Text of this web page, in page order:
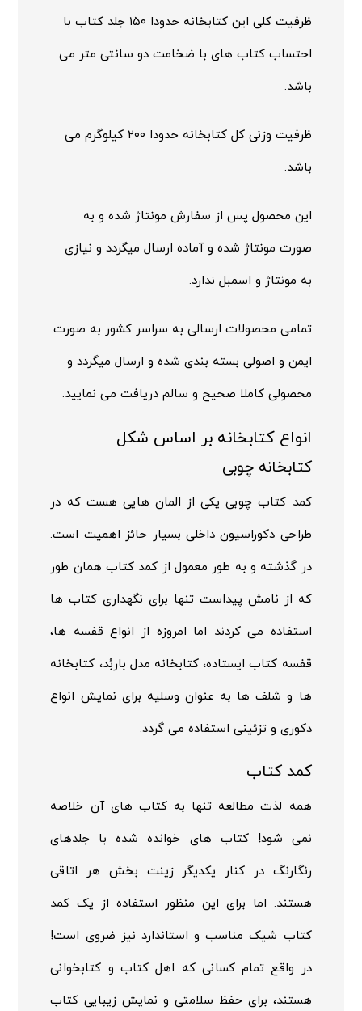
ظرفیت کلی این کتابخانه حدودا ۱۵۰ جلد کتاب با
احتساب کتاب های با ضخامت دو سانتی متر می
باشد.
ظرفیت وزنی کل کتابخانه حدودا ۲۰۰ کیلوگرم می
باشد.
این محصول پس از سفارش مونتاژ شده و به
صورت مونتاژ شده و آماده ارسال میگردد و نیازی
به مونتاژ و اسمبل ندارد.
تمامی محصولات ارسالی به سراسر کشور به صورت
ایمن و اصولی بسته بندی شده و ارسال میگردد و
محصولی کاملا صحیح و سالم دریافت می نمایید.
انواع کتابخانه بر اساس شکل
کتابخانه چوبی
کمد کتاب چوبی یکی از المان هایی هست که در
طراحی دکوراسیون داخلی بسیار حائز اهمیت است.
در گذشته و به طور معمول از کمد کتاب همان طور
که از نامش پیداست تنها برای نگهداری کتاب ها
استفاده می کردند اما امروزه از انواع قفسه ها،
قفسه کتاب ایستاده، کتابخانه مدل باربُد، کتابخانه
ها و شلف ها به عنوان وسلیه برای نمایش انواع
دکوری و تزئینی استفاده می گردد.
کمد کتاب
همه لذت مطالعه تنها به کتاب های آن خلاصه
نمی شود! کتاب های خوانده شده با جلدهای
رنگارنگ در کنار یکدیگر زینت بخش هر اتاقی
هستند. اما برای این منظور استفاده از یک کمد
کتاب شیک مناسب و استاندارد نیز ضروی است!
در واقع تمام کسانی که اهل کتاب و کتابخوانی
هستند، برای حفظ سلامتی و نمایش زیبایی کتاب